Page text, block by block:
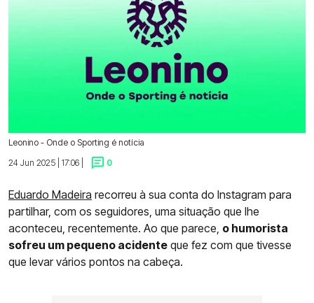
Leonino - Onde o Sporting é notícia
24 Jun 2025 | 17:06 |
0
Eduardo Madeira recorreu à sua conta do Instagram para
partilhar, com os seguidores, uma situação que lhe
aconteceu, recentemente. Ao que parece, o humorista
sofreu um pequeno acidente que fez com que tivesse
que levar vários pontos na cabeça.